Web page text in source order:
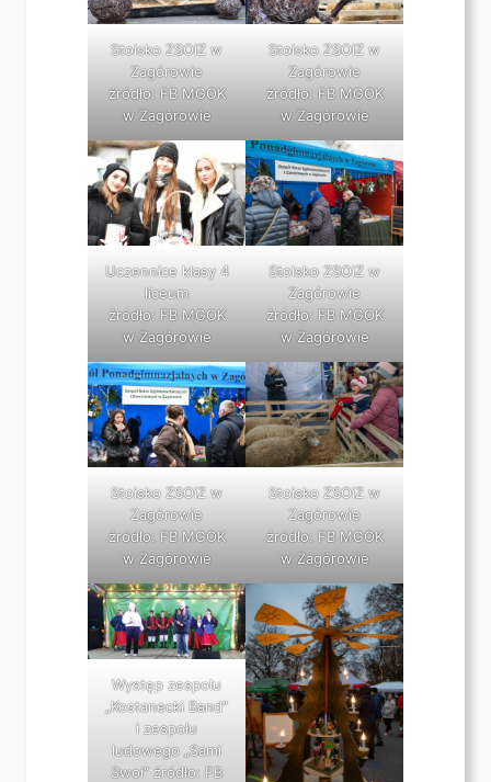
Stoisko ZSOiZ w
Zagórowie
źródło: FB MGOK
w Zagórowie
Stoisko ZSOiZ w
Zagórowie
źródło: FB MGOK
w Zagórowie
Uczennice klasy 4
liceum
źródło: FB MGOK
w Zagórowie
Stoisko ZSOiZ w
Zagórowie
źródło: FB MGOK
w Zagórowie
Stoisko ZSOiZ w
Zagórowie
źródło: FB MGOK
w Zagórowie
Stoisko ZSOiZ w
Zagórowie
źródło: FB MGOK
w Zagórowie
Występ zespołu
„Kostanecki Band”
i zespołu
ludowego „Sami
Swoi” źródło: FB